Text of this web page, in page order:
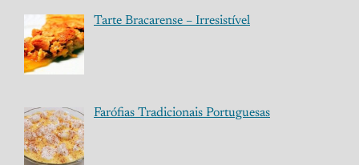
Tarte Bracarense – Irresistível
Farófias Tradicionais Portuguesas